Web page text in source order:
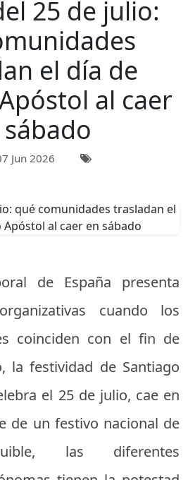
25 de julio:
el día de
al caer
Jun 2026
de España presenta
cuando los
coinciden con el fin de
la festividad de Santiago
el 25 de julio, cae en
de un festivo nacional de
las diferentes